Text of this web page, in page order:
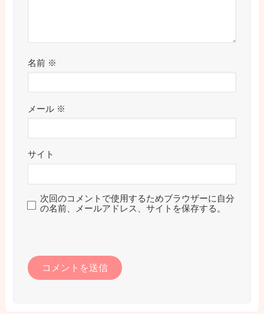
名前 ※
メール ※
サイト
次回のコメントで使用するためブラウザーに自分
の名前、メールアドレス、サイトを保存する。